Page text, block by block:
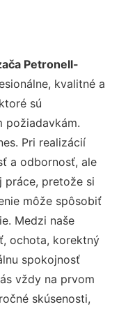
Petronell-
kvalitné a
sú
požiadavkám.
Pri realizácií
a odbornosť, ale
práce, pretože si
môže spôsobiť
Medzi naše
ochota, korektný
spokojnosť
vždy na prvom
skúsenosti,